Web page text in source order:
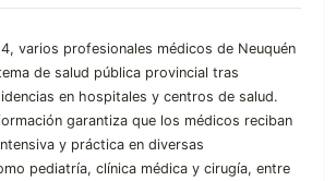
varios profesionales médicos de Neuquén
de salud pública provincial tras
en hospitales y centros de salud.
garantiza que los médicos reciban
y práctica en diversas
pediatría, clínica médica y cirugía, entre